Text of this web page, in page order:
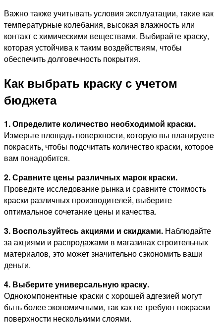
Важно также учитывать условия эксплуатации, такие как
температурные колебания, высокая влажность или
контакт с химическими веществами. Выбирайте краску,
которая устойчива к таким воздействиям, чтобы
обеспечить долговечность покрытия.
Как выбрать краску с учетом
бюджета
1. Определите количество необходимой краски.
Измерьте площадь поверхности, которую вы планируете
покрасить, чтобы подсчитать количество краски, которое
вам понадобится.
2. Сравните цены различных марок краски.
Проведите исследование рынка и сравните стоимость
краски различных производителей, выберите
оптимальное сочетание цены и качества.
3. Воспользуйтесь акциями и скидками. Наблюдайте
за акциями и распродажами в магазинах строительных
материалов, это может значительно сэкономить ваши
деньги.
4. Выберите универсальную краску.
Однокомпонентные краски с хорошей адгезией могут
быть более экономичными, так как не требуют покраски
поверхности несколькими слоями.